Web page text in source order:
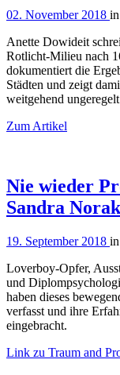
02. November 2018 in
Anette Dowideit
Rotlicht-Milieu nach
dokumentiert die
Städten und zeigt
weitgehend
Zum Artikel
Nie wieder
Sandra
19. September 2018 in
Loverboy-Opfer,
und
haben dieses
verfasst und ihre
eingebracht.
Link zu Traum and